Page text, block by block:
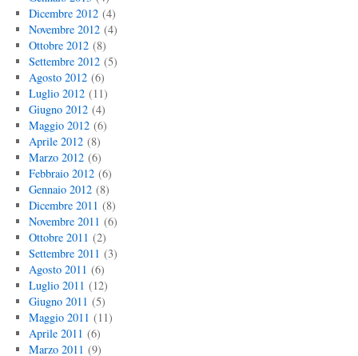
Dicembre 2012(4)
Novembre 2012(4)
Ottobre 2012(8)
Settembre 2012(5)
Agosto 2012(6)
Luglio 2012(11)
Giugno 2012(4)
Maggio 2012(6)
Aprile 2012(8)
Marzo 2012(6)
Febbraio 2012(6)
Gennaio 2012(8)
Dicembre 2011 (8)
Novembre 2011 (6)
Ottobre 2011 (2)
Settembre 2011 (3)
Agosto 2011 (6)
Luglio 2011 (12)
Giugno 2011 (5)
Maggio 2011 (11)
Aprile 2011 (6)
Marzo 2011 (9)